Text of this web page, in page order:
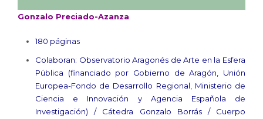
Gonzalo Preciado-Azanza
180 páginas
Colaboran: Observatorio Aragonés de Arte en la Esfera
Pública (financiado por Gobierno de Aragón, Unión
Europea-Fondo de Desarrollo Regional, Ministerio de
Ciencia e Innovación y Agencia Española de
Investigación) / Cátedra Gonzalo Borrás / Cuerpo